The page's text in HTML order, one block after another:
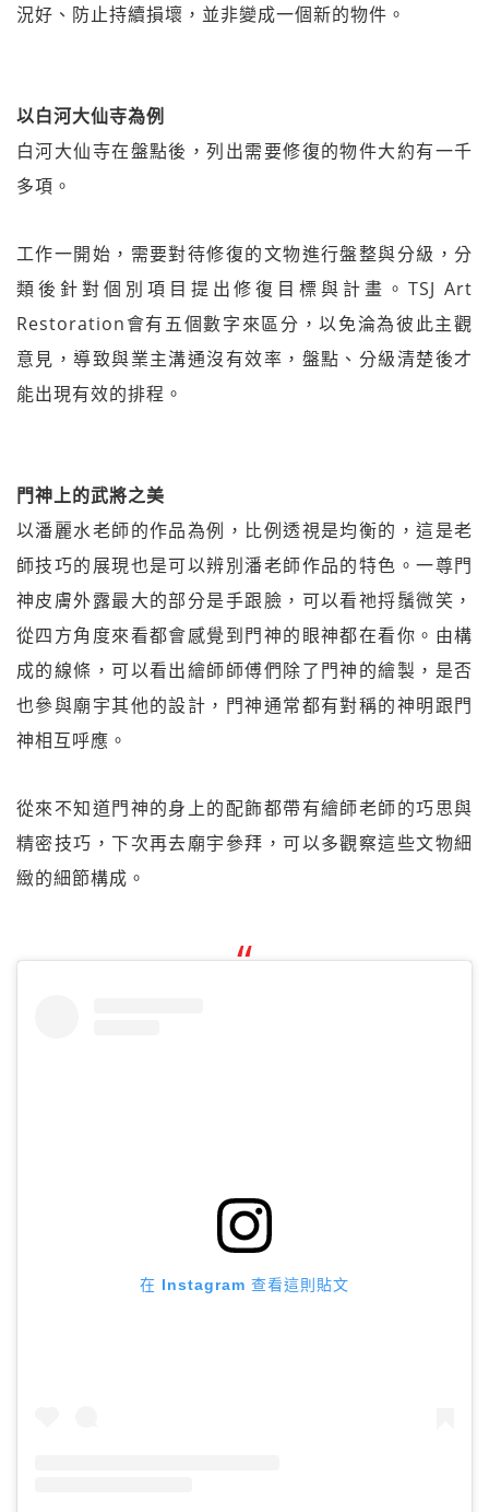
況好、防止持續損壞，並非變成一個新的物件。
以白河大仙寺為例
白河大仙寺在盤點後，列出需要修復的物件大約有一千
多項。
工作一開始，需要對待修復的文物進行盤整與分級，分
類後針對個別項目提出修復目標與計畫。TSJ Art
Restoration會有五個數字來區分，以免淪為彼此主觀
意見，導致與業主溝通沒有效率，盤點、分級清楚後才
能出現有效的排程。
門神上的武將之美
以潘麗水老師的作品為例，比例透視是均衡的，這是老
師技巧的展現也是可以辨別潘老師作品的特色。一尊門
神皮膚外露最大的部分是手跟臉，可以看祂捋鬚微笑，
從四方角度來看都會感覺到門神的眼神都在看你。由構
成的線條，可以看出繪師師傅們除了門神的繪製，是否
也參與廟宇其他的設計，門神通常都有對稱的神明跟門
神相互呼應。
從來不知道門神的身上的配飾都帶有繪師老師的巧思與
精密技巧，下次再去廟宇參拜，可以多觀察這些文物細
緻的細節構成。
在 Instagram 查看這則貼文